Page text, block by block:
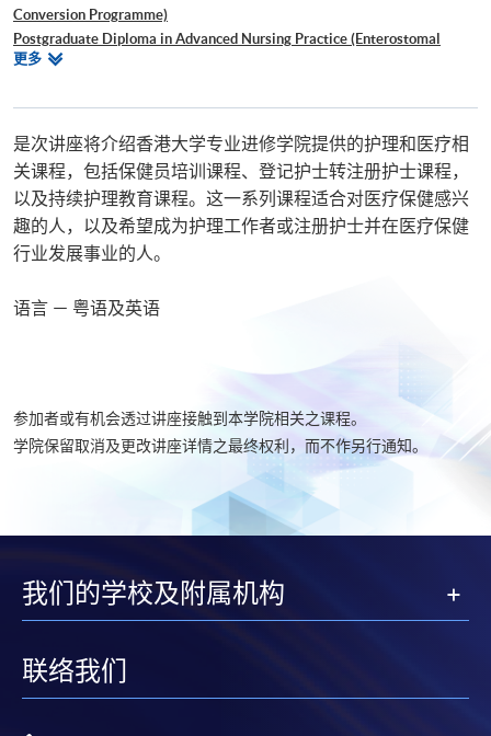
Conversion Programme)
Postgraduate Diploma in Advanced Nursing Practice (Enterostomal
Therapy Nursing)
Postgraduate Diploma in Health Services Management
Postgraduate Diploma in Oncology and Palliative Care for Healthcare
Professionals
Advanced Diploma in Health Studies (Integrated Health and Social Care)
健康學證書(保健員統一訓練)
更多相
是次讲座将介绍香港大学专业进修学院提供的护理和医疗相
关课程，包括保健员培训课程、登记护士转注册护士课程，
以及持续护理教育课程。这一系列课程适合对医疗保健感兴
趣的人，以及希望成为护理工作者或注册护士并在医疗保健
行业发展事业的人。
语言 － 粤语及英语
参加者或有机会透过讲座接触到本学院相关之课程。
学院保留取消及更改讲座详情之最终权利，而不作另行通知。
我们的学校及附属机构
联络我们